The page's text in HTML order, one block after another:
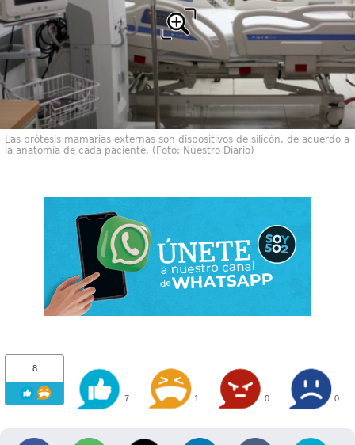
Las prótesis mamarias externas son dispositivos de silicón, de acuerdo a
la anatomía de cada paciente. (Foto: Nuestro Diario)
8
7 1 0 0